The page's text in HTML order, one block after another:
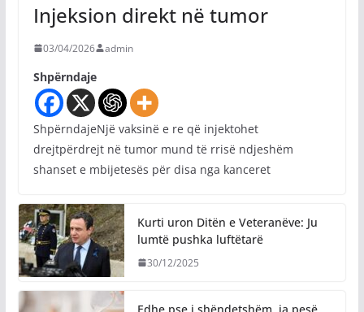
Injeksion direkt në tumor
03/04/2026 admin
Shpërndaje
ShpërndajeNjë vaksinë e re që injektohet
drejtpërdrejt në tumor mund të rrisë ndjeshëm
shanset e mbijetesës për disa nga kanceret
Kurti uron Ditën e Veteranëve: Ju
lumtë pushka luftëtarë
30/12/2025
Edhe pse i shëndetshëm, ja pesë